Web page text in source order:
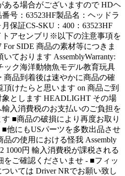
ある場合がございますので HDヘ
号：63523HF製品名：ヘッドラ
保証CS-SKU：400：63523HF
アセンブリ※以下の注意事項を
SIDE 商品の素材等につきま
ております AssemblyWarranty:
ック海洋動物魚モデル教育玩具
商品到着後は速やかに商品の確
けたらと思います on 商品ご到
とします HEADLIGHT その場
入消費税のお支払いのご負担を
■商品の破損により再度お取り
他にもUSパーツを多数出品させ
の使用における怪我 Assembly
1000円 輸入消費税が課税される
ご確認くださいませ - ■フィッ
いては Driver NRでお願い致し